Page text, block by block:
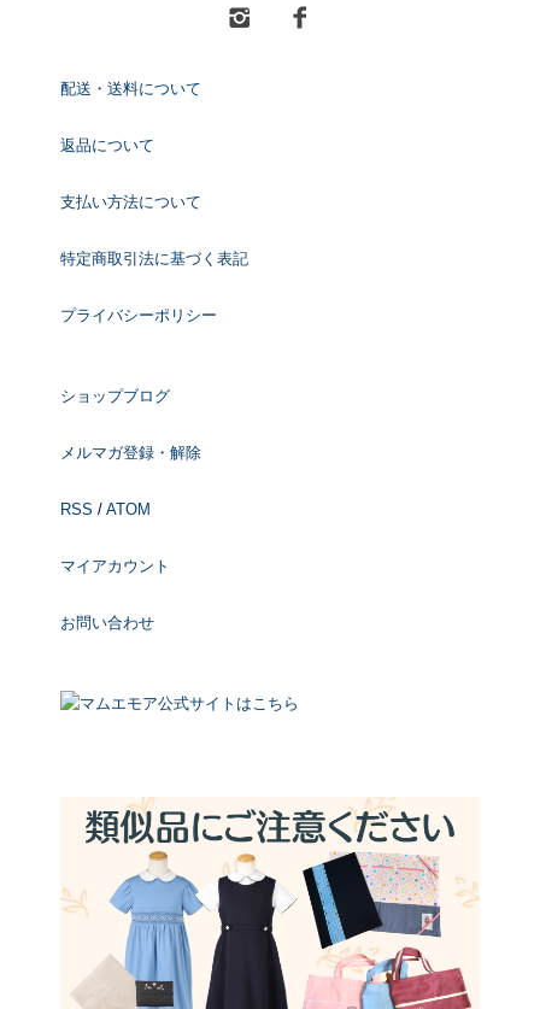
配送・送料について
返品について
支払い方法について
特定商取引法に基づく表記
プライバシーポリシー
ショップブログ
メルマガ登録・解除
RSS / ATOM
マイアカウント
お問い合わせ
マムエモア公式サイトはこちら